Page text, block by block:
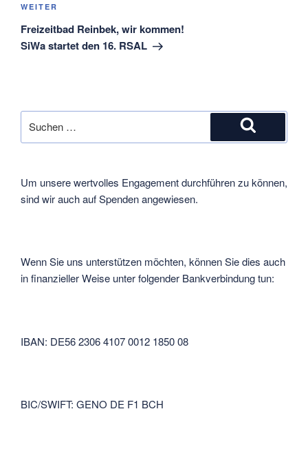
Nächster
Beitrag
WEITER
Freizeitbad Reinbek, wir kommen!
SiWa startet den 16. RSAL
nach:
Suchen
Um unsere wertvolles Engagement durchführen zu können,
sind wir auch auf Spenden angewiesen.
Wenn Sie uns unterstützen möchten, können Sie dies auch
in finanzieller Weise unter folgender Bankverbindung tun:
IBAN: DE56 2306 4107 0012 1850 08
BIC/SWIFT: GENO DE F1 BCH